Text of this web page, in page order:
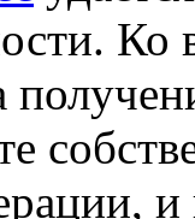
Ко
и